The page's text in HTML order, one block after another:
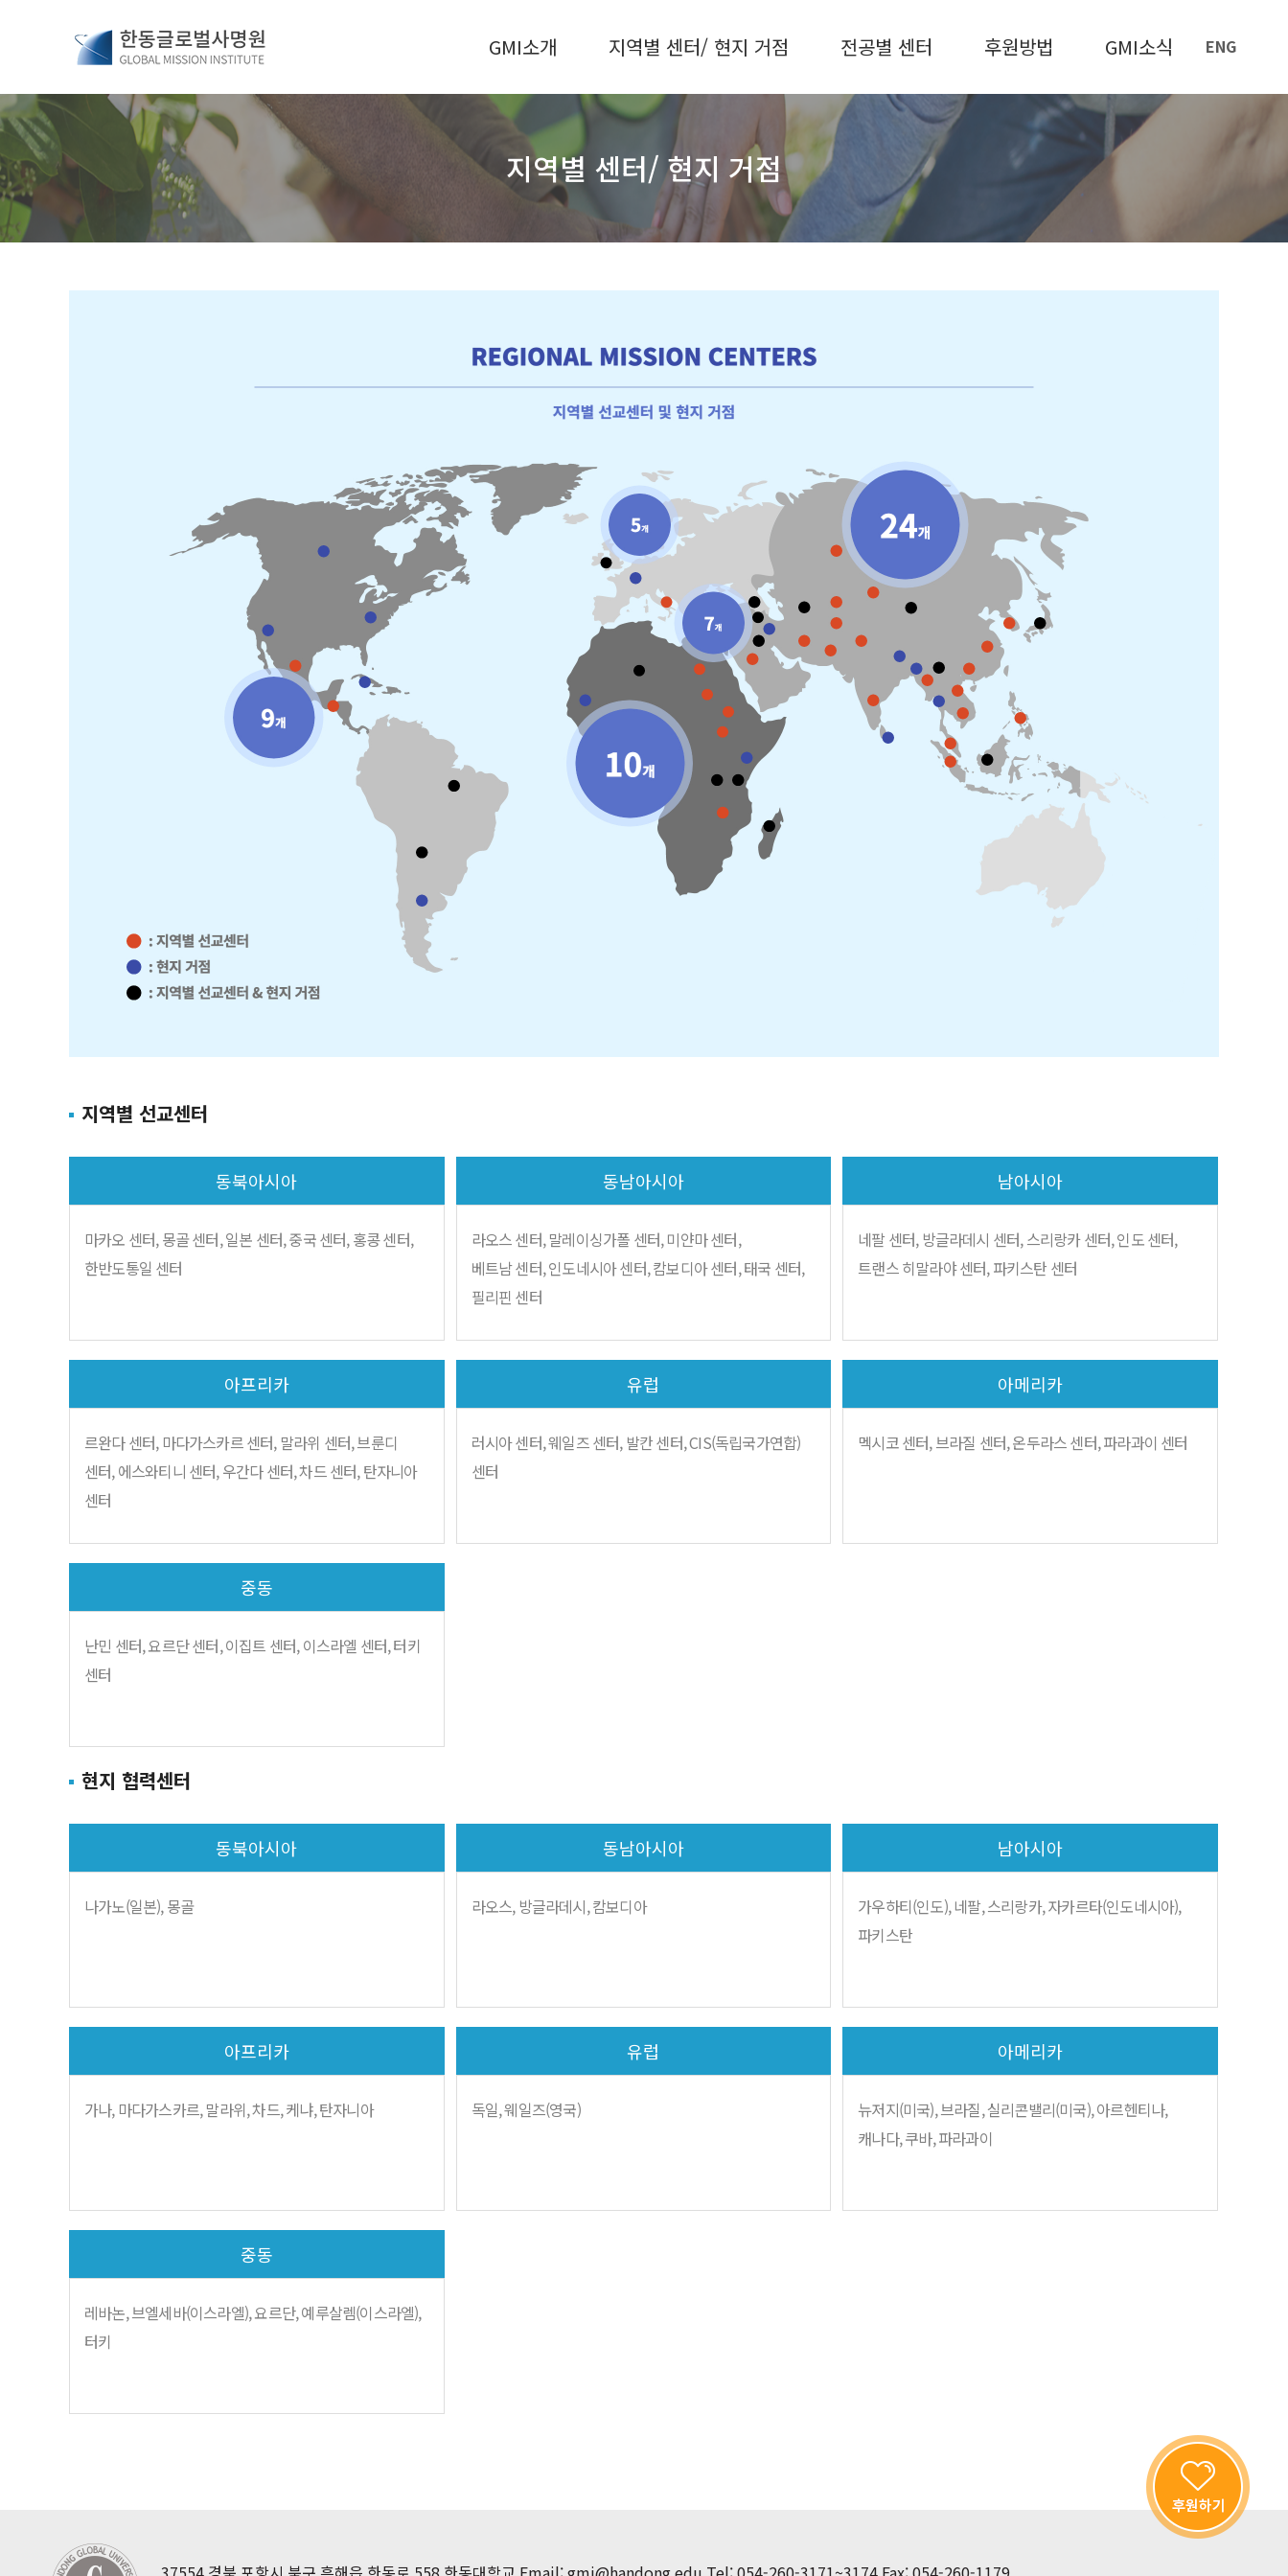
GMI소개 지역별 센터/ 현지 거점 전공별 센터 후원방법 GMI소식 ENG
지역별 센터/ 현지 거점
지역별 선교센터
동북아시아
마카오 센터, 몽골 센터, 일본 센터, 중국 센터, 홍콩 센터,
한반도통일 센터
동남아시아
라오스센터, 말레이싱가폴 센터, 미얀마 센터,
베트남 센터, 인도네시아 센터, 캄보디아 센터, 태국 센터,
필리핀 센터
남아시아
네팔 센터, 방글라데시 센터, 스리랑카 센터, 인도 센터,
트랜스 히말라야 센터, 파키스탄 센터
아프리카
르완다 센터, 마다가스카르 센터, 말라위 센터, 브룬디
센터, 에스와티니 센터, 우간다 센터, 차드 센터, 탄자니아
센터
유럽
러시아 센터, 웨일즈 센터, 발칸 센터, CIS(독립국가연합)
센터
아메리카
멕시코 센터, 브라질 센터, 온두라스 센터, 파라과이 센터
중동
난민 센터, 요르단 센터, 이집트 센터, 이스라엘 센터, 터키
센터
현지 협력센터
동북아시아
나가노(일본), 몽골
동남아시아
라오스, 방글라데시, 캄보디아
남아시아
가우하티(인도), 네팔, 스리랑카, 자카르타(인도네시아),
파키스탄
아프리카
가나, 마다가스카르, 말라위, 차드, 케냐, 탄자니아
유럽
독일, 웨일즈(영국)
아메리카
뉴저지(미국), 브라질, 실리콘밸리(미국), 아르헨티나,
캐나다, 쿠바, 파라과이
중동
레바논, 브엘세바(이스라엘), 요르단, 예루살렘(이스라엘),
터키